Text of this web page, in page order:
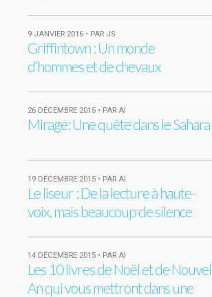
9 JANVIER 2016 • PAR JS
Griffintown : Un monde
d’hommes et de chevaux
26 DÉCEMBRE 2015 • PAR AI
Mirage: Une quête dans le Sahara
19 DÉCEMBRE 2015 • PAR AI
Le liseur : De la lecture à haute-
voix, mais beaucoup de silence
14 DÉCEMBRE 2015 • PAR AI
Les 10 livres de Noël et de Nouvel
An qui vous mettront dans une